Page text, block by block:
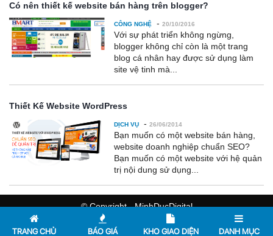
Có nên thiết kế website bán hàng trên blogger?
CÔNG NGHỆ - 20/10/2016
Với sự phát triển không ngừng,
blogger không chỉ còn là một trang
blog cá nhân hay được sử dụng làm
site vệ tinh mà...
Thiết Kế Website WordPress
DỊCH VỤ - 26/06/2014
Bạn muốn có một website bán hàng,
website doanh nghiệp chuẩn SEO?
Bạn muốn có một website với hệ quản
trị nội dung sử dụng...
© Copyright - MinhDucDigital
TRANG CHỦ BÁO GIÁ KHO GIAO DIỆN DANH MỤC